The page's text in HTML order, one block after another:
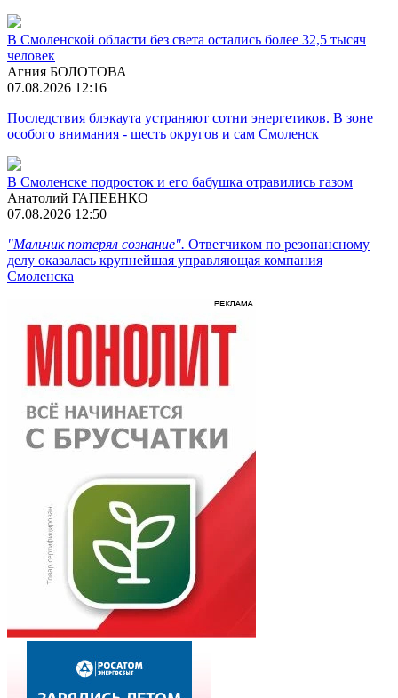
В Смоленской области без света остались более 32,5 тысяч
человек
Агния БОЛОТОВА
07.08.2026 12:16
Последствия блэкаута устраняют сотни энергетиков. В зоне
особого внимания - шесть округов и сам Смоленск
В Смоленске подросток и его бабушка отравились газом
Анатолий ГАПЕЕНКО
07.08.2026 12:50
"Мальчик потерял сознание". Ответчиком по резонансному
делу оказалась крупнейшая управляющая компания
Смоленска